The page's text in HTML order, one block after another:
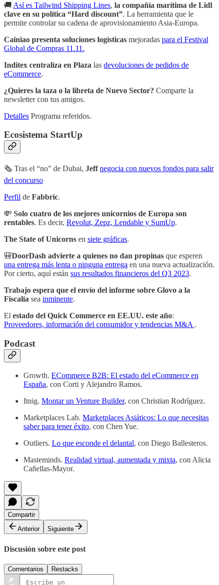
🚚 Así es Tailwind Shipping Lines, la compañía marítima de Lidl
clave en su política “Hard discount”. La herramienta que le
permite controlar su cadena de aprovisionamiento Asia-Europa.
Cainiao presenta soluciones logísticas mejoradas para el Festival
Global de Compras 11.11.
Inditex centraliza en Plaza las devoluciones de pedidos de
eCommerce.
¿Quieres la taza o la libreta de Nuevo Sector? Comparte la
newsletter con tus amigos.
Detalles Programa referidos.
Ecosistema StartUp
🗞 Tras el “no” de Dubai, Jeffnegocia con nuevos fondos para salir
del concurso
Perfil de Fabbric.
💸 Solo cuatro de los mejores unicornios de Europa son
rentables. Es decir, Revolut, Zepz, Lendable y SumUp.
The State of Unicorns en siete gráficas.
🎒DoorDash advierte a quienes no dan propinas que esperen
una entrega más lenta o ninguna entrega en una nueva actualización.
Por cierto, aquí están sus resultados financieros del Q3 2023.
Trabajo espera que el envío del informe sobre Glovo a la
Fiscalía sea inminente.
El estado del Quick Commerce en EE.UU. este año:
Proveedores, información del consumidor y tendencias M&A .
Podcast
Growth. ECommerce B2B: El estado del eCommerce en
España, con Corti y Alejandro Ramos.
Itnig. Montar un Venture Builder, con Christian Rodríguez.
Marketplaces Lab. Marketplaces Asiáticos: Lo que necesitas
saber para tener éxito, con Chen Yue.
Outliers. Lo que esconde el delantal, con Diego Ballesteros.
Masteminds. Realidad virtual, aumentada y mixta, con Alicia
Cañellas-Mayor.
Compartir
Anterior
Siguiente
Discusión sobre este post
Comentarios Restacks